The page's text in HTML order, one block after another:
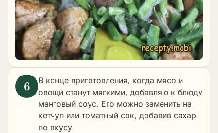
В конце приготовления, когда мясо и
овощи станут мягкими, добавляю к блюду
манговый соус. Его можно заменить на
кетчуп или томатный сок, добавив сахар
по вкусу.